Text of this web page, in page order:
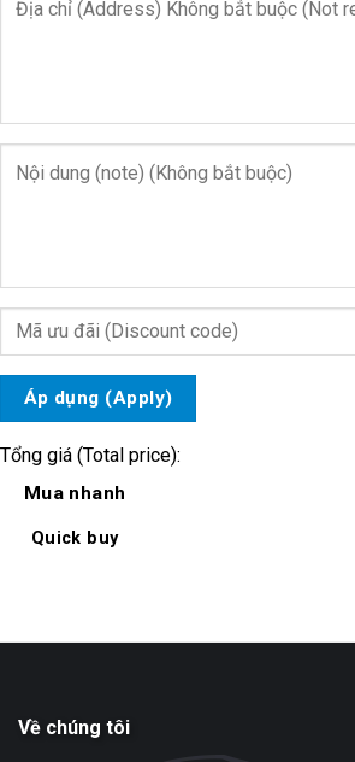
Áp dụng (Apply)
Tổng giá (Total price):
Mua nhanh
Quick buy
Về chúng tôi